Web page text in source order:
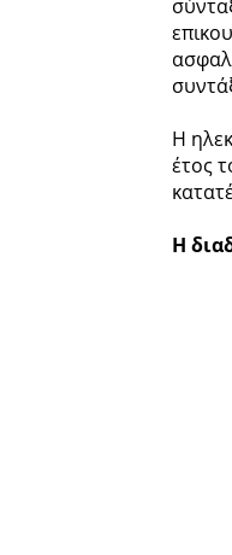
Η
έτος
Η